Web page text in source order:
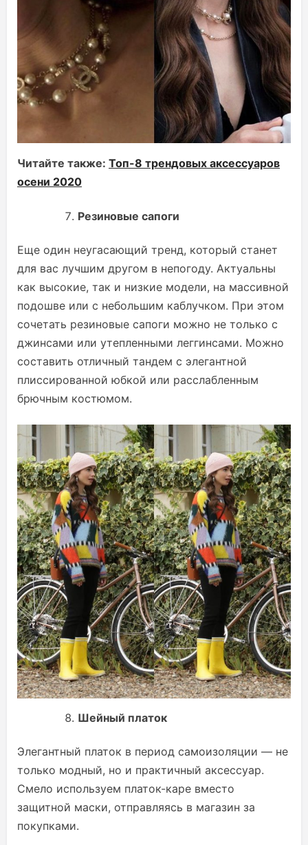
Читайте также: Топ-8 трендовых аксессуаров
осени 2020
Резиновые сапоги
Еще один неугасающий тренд, который станет
для вас лучшим другом в непогоду. Актуальны
как высокие, так и низкие модели, на массивной
подошве или с небольшим каблучком. При этом
сочетать резиновые сапоги можно не только с
джинсами или утепленными леггинсами. Можно
составить отличный тандем с элегантной
плиссированной юбкой или расслабленным
брючным костюмом.
Шейный платок
Элегантный платок в период самоизоляции — не
только модный, но и практичный аксессуар.
Смело используем платок-каре вместо
защитной маски, отправляясь в магазин за
покупками.